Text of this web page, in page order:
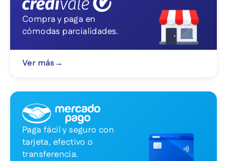
Compra y paga en
cómodas parcialidades.
Ver más →
Paga fácil y seguro con
tarjeta, efectivo o
transferencia.